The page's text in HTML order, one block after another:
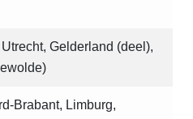
Gelderland (deel),
Brabant, Limburg,